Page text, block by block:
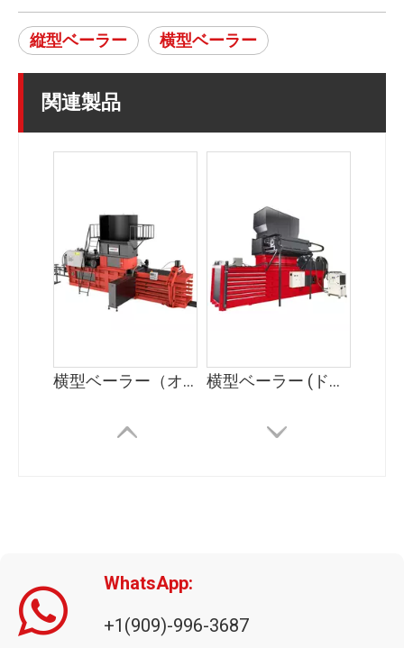
縦型ベーラー 横型ベーラー
関連製品
横型ベーラー（オートタイ） 横型ベーラー (ドアを閉める)
WhatsApp:
+1(909)-996-3687